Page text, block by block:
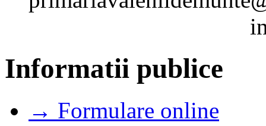
Informatii publice
→ Formulare online